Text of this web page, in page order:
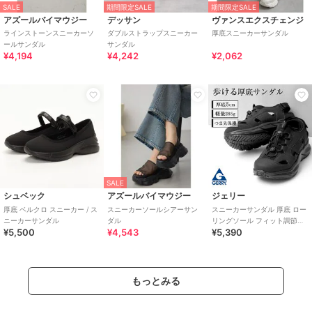
SALE
アズールバイマウジー
ラインストーンスニーカーソ
ールサンダル
¥4,194
期間限定SALE
デッサン
ダブルストラップスニーカー
サンダル
¥4,242
期間限定SALE
ヴァンスエクスチェンジ
厚底スニーカーサンダル
¥2,062
シュベック
厚底 ベルクロ スニーカー / ス
ニーカーサンダル
¥5,500
SALE
アズールバイマウジー
スニーカーソールシアーサン
ダル
¥4,543
ジェリー
スニーカーサンダル 厚底 ロー
リングソール フィット調節可
能
¥5,390
もっとみる